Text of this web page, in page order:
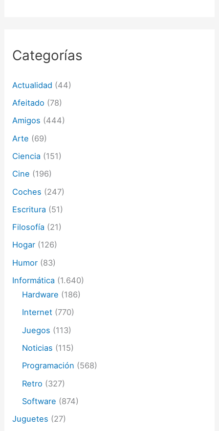
r
r
e
e
c
r
n
c
Categorías
Actualidad (44)
Afeitado (78)
Amigos (444)
Arte (69)
Ciencia (151)
Cine (196)
Coches (247)
Escritura (51)
Filosofía (21)
Hogar (126)
Humor (83)
Informática (1.640)
Hardware (186)
Internet (770)
Juegos (113)
Noticias (115)
Programación (568)
Retro (327)
Software (874)
Juguetes (27)